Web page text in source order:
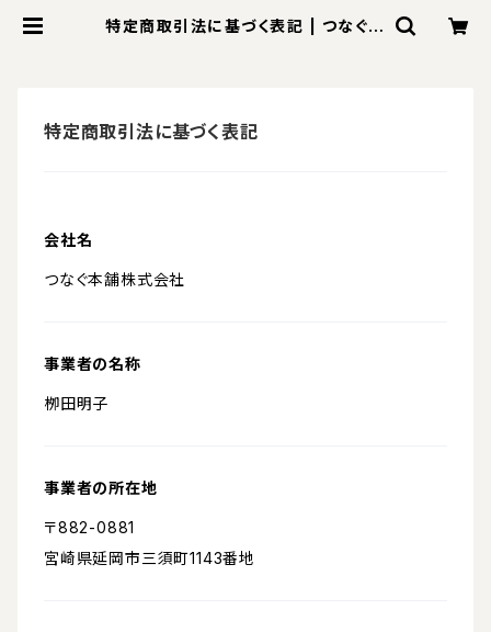
特定商取引法に基づく表記 | つなぐ本
特定商取引法に基づく表記
会社名
つなぐ本舗株式会社
事業者の名称
栁田明子
事業者の所在地
〒882-0881
宮崎県延岡市三須町1143番地